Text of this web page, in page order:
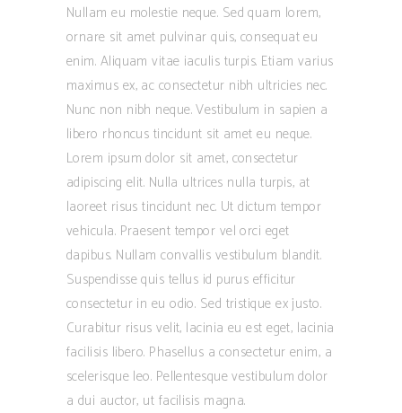
Nullam eu molestie neque. Sed quam lorem,
ornare sit amet pulvinar quis, consequat eu
enim. Aliquam vitae iaculis turpis. Etiam varius
maximus ex, ac consectetur nibh ultricies nec.
Nunc non nibh neque. Vestibulum in sapien a
libero rhoncus tincidunt sit amet eu neque.
Lorem ipsum dolor sit amet, consectetur
adipiscing elit. Nulla ultrices nulla turpis, at
laoreet risus tincidunt nec. Ut dictum tempor
vehicula. Praesent tempor vel orci eget
dapibus. Nullam convallis vestibulum blandit.
Suspendisse quis tellus id purus efficitur
consectetur in eu odio. Sed tristique ex justo.
Curabitur risus velit, lacinia eu est eget, lacinia
facilisis libero. Phasellus a consectetur enim, a
scelerisque leo. Pellentesque vestibulum dolor
a dui auctor, ut facilisis magna.